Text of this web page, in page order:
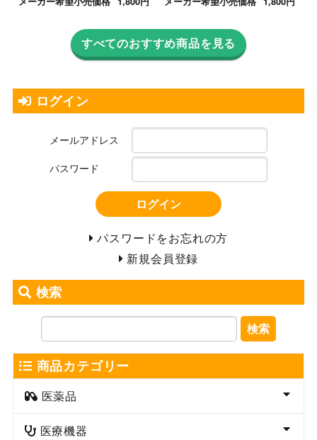
すべてのおすすめ商品を見る
ログイン
メールアドレス
パスワード
ログイン
パスワードをお忘れの方
新規会員登録
検索
検索
商品カテゴリー
医薬品
医療機器